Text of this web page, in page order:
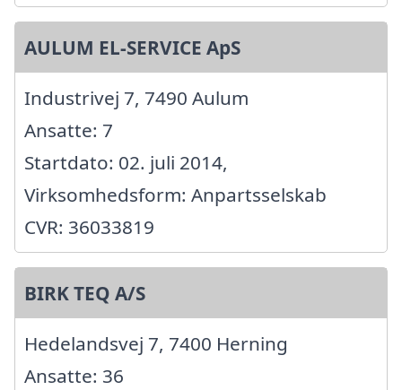
AULUM EL-SERVICE ApS
Industrivej 7, 7490 Aulum
Ansatte: 7
Startdato: 02. juli 2014,
Virksomhedsform: Anpartsselskab
CVR: 36033819
BIRK TEQ A/S
Hedelandsvej 7, 7400 Herning
Ansatte: 36